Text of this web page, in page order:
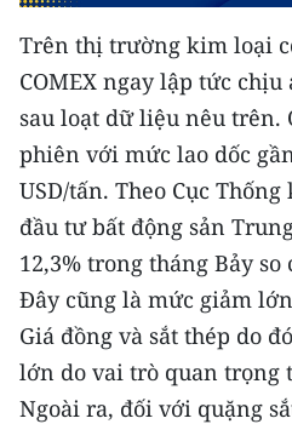
Trên thị trường kim loại
COMEX ngay lập tức
sau loạt dữ liệu nêu trên.
phiên với mức lao dốc
USD/tấn. Theo Cục
đầu tư bất động sản
12,3% trong tháng Bảy
Đây cũng là mức giảm
Giá đồng và sắt thép do
lớn do vai trò quan trọng
Ngoài ra, đối với quặng